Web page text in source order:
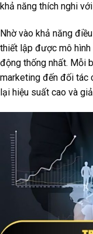
khả năng thích nghi
Nhờ vào khả năng
thiết lập được mô
động thống nhất. Mỗi
marketing đến đối tác
lại hiệu suất cao và